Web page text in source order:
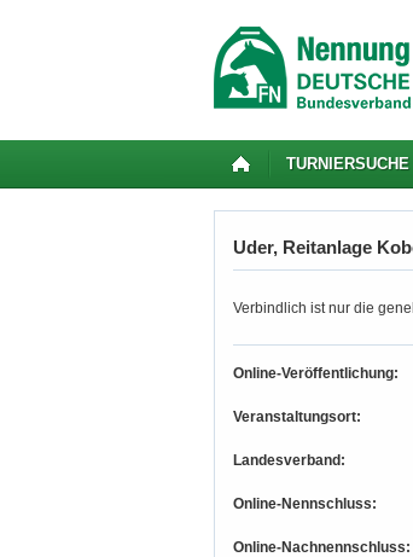
TURNIERSUCHE
Uder, Reitanlage
Verbindlich ist nur die
Online-Veröffentlichung:
Veranstaltungsort:
Landesverband:
Online-Nennschluss:
Online-Nachnennschluss: